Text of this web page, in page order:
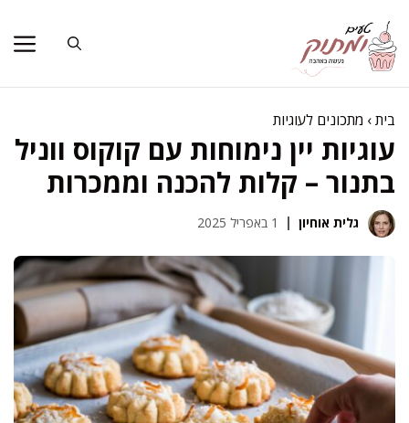
לתוכן
בית› מתכונים לעוגיות
עוגיות יין נימוחות עם קוקוס ווניל
בתנור – קלות להכנה וממכרות
גלית אוחיון 1 באפריל 2025